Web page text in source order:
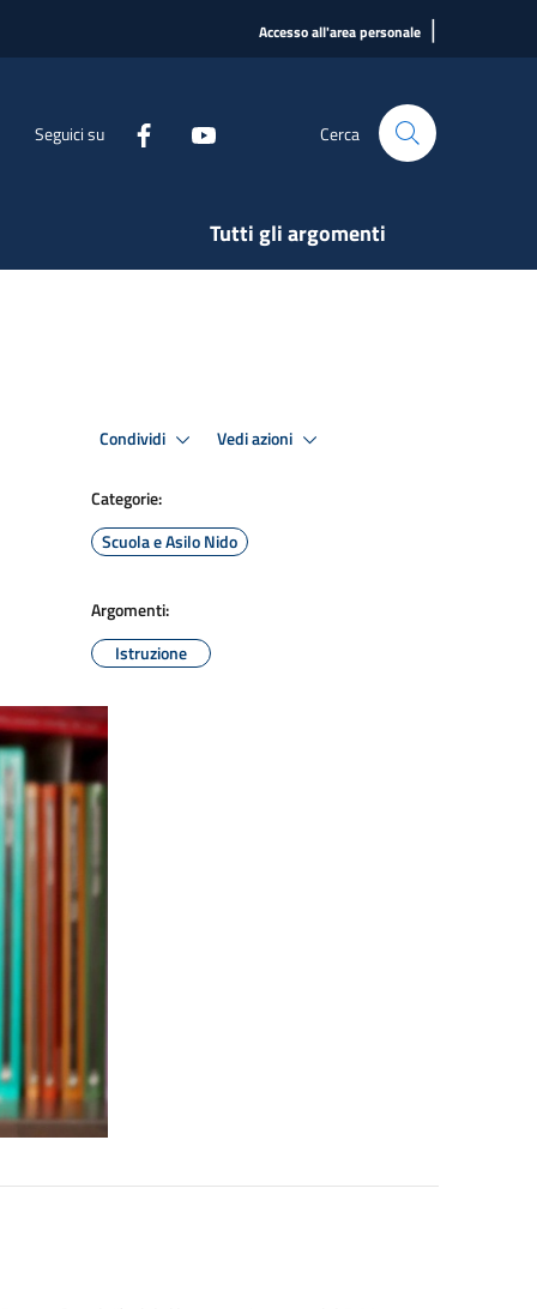
Accesso all'area personale |
Seguici su Cerca
Tutti gli argomenti
Condividi Vedi azioni
Categorie:
Scuola e Asilo Nido
Argomenti:
Istruzione